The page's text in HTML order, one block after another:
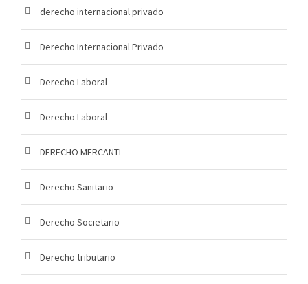
derecho internacional privado
Derecho Internacional Privado
Derecho Laboral
Derecho Laboral
DERECHO MERCANTL
Derecho Sanitario
Derecho Societario
Derecho tributario